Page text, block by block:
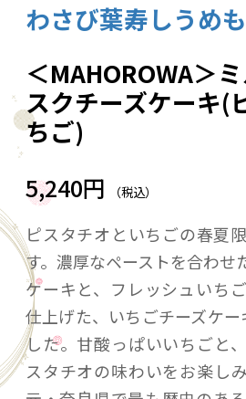
わさび葉寿しうめ
＜MAHOROWA＞
スクチーズケーキ(
ちご)
5,240円 （税込）
ピスタチオといちごの春夏
す。濃厚なペーストを合わせ
ケーキと、フレッシュいち
仕上げた、いちごチーズケ
した。甘酸っぱいいちごと
スタチオの味わいをお楽し